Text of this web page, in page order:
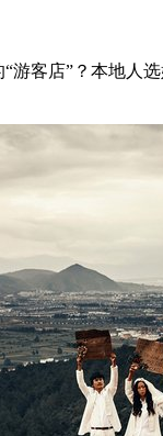
客店”？本地人